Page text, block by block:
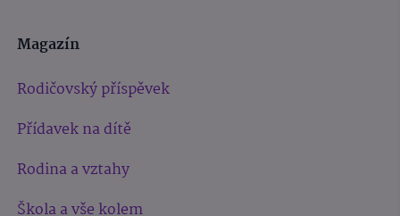
Magazín
Rodičovský příspěvek
Přídavek na dítě
Rodina a vztahy
Škola a vše kolem